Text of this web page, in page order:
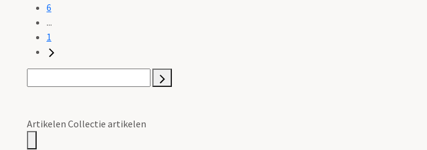
6
...
1
Artikelen Collectie artikelen